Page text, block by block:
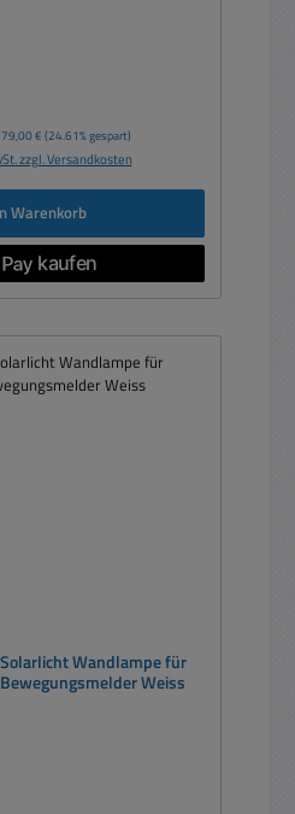
Preis:
€(24.61% gespart)
zzgl. Versandkosten
Warenkorb
Wandlampe für
Weiss